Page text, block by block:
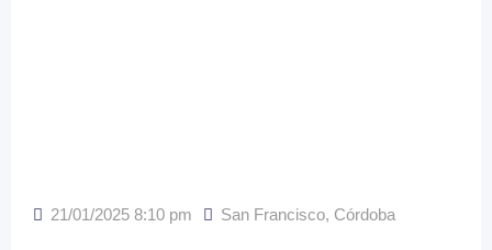
21/01/2025 8:10 pm San Francisco, Córdoba